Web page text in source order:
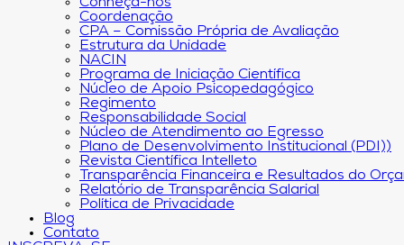
Coordenação
CPA – Comissão Própria de Avaliação
Estrutura da Unidade
NACIN
Programa de Iniciação Científica
Núcleo de Apoio Psicopedagógico
Regimento
Responsabilidade Social
Núcleo de Atendimento ao Egresso
Plano de Desenvolvimento Institucional (PDI))
Revista Científica Intelleto
Transparência Financeira e Resultados do
Relatório de Transparência Salarial
Política de Privacidade
Blog
Contato